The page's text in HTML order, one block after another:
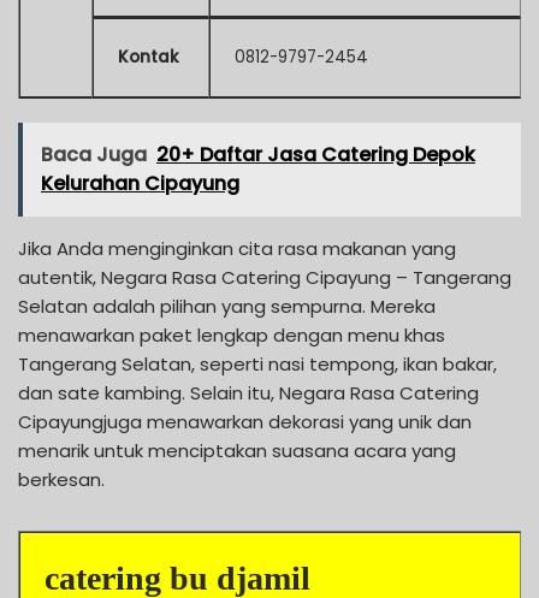
Kontak 0812-9797-2454
Baca Juga 20+ Daftar Jasa Catering Depok
Kelurahan Cipayung
Jika Anda menginginkan cita rasa makanan yang
autentik, Negara Rasa Catering Cipayung – Tangerang
Selatan adalah pilihan yang sempurna. Mereka
menawarkan paket lengkap dengan menu khas
Tangerang Selatan, seperti nasi tempong, ikan bakar,
dan sate kambing. Selain itu, Negara Rasa Catering
Cipayungjuga menawarkan dekorasi yang unik dan
menarik untuk menciptakan suasana acara yang
berkesan.
catering bu djamil